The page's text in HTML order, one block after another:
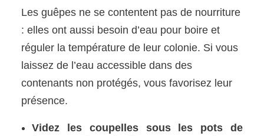
Les guêpes ne se contentent pas de nourriture
: elles ont aussi besoin d’eau pour boire et
réguler la température de leur colonie. Si vous
laissez de l’eau accessible dans des
contenants non protégés, vous favorisez leur
présence.
Videz les coupelles sous les pots de